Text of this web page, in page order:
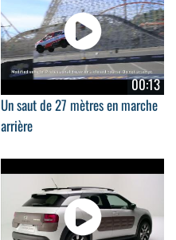
00:13
Un saut de 27 mètres en marche
arrière